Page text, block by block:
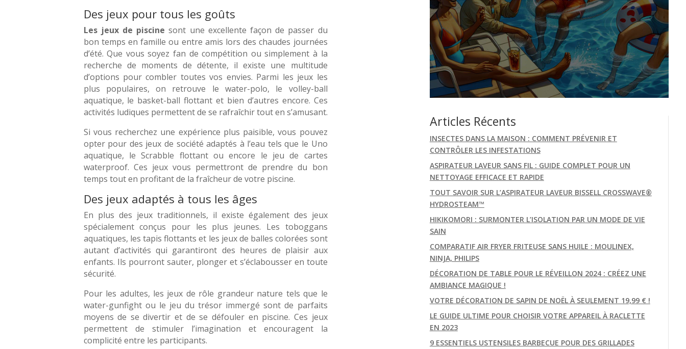
Des jeux pour tous les goûts
Les jeux de piscine sont une excellente façon de passer du
bon temps en famille ou entre amis lors des chaudes journées
d’été. Que vous soyez fan de compétition ou simplement à la
recherche de moments de détente, il existe une multitude
d’options pour combler toutes vos envies. Parmi les jeux les
plus populaires, on retrouve le water-polo, le volley-ball
aquatique, le basket-ball flottant et bien d’autres encore. Ces
activités ludiques permettent de se rafraîchir tout en s’amusant.
Si vous recherchez une expérience plus paisible, vous pouvez
opter pour des jeux de société adaptés à l’eau tels que le Uno
aquatique, le Scrabble flottant ou encore le jeu de cartes
waterproof. Ces jeux vous permettront de prendre du bon
temps tout en profitant de la fraîcheur de votre piscine.
Des jeux adaptés à tous les âges
En plus des jeux traditionnels, il existe également des jeux
spécialement conçus pour les plus jeunes. Les toboggans
aquatiques, les tapis flottants et les jeux de balles colorées sont
autant d’activités qui garantiront des heures de plaisir aux
enfants. Ils pourront sauter, plonger et s’éclabousser en toute
sécurité.
Pour les adultes, les jeux de rôle grandeur nature tels que le
water-gunfight ou le jeu du trésor immergé sont de parfaits
moyens de se divertir et de se défouler en piscine. Ces jeux
permettent de stimuler l’imagination et encouragent la
complicité entre les participants.
Articles Récents
INSECTES DANS LA MAISON : COMMENT PRÉVENIR ET
CONTRÔLER LES INFESTATIONS
ASPIRATEUR LAVEUR SANS FIL : GUIDE COMPLET POUR UN
NETTOYAGE EFFICACE ET RAPIDE
TOUT SAVOIR SUR L’ASPIRATEUR LAVEUR BISSELL CROSSWAVE®
HYDROSTEAM™
HIKIKOMORI : SURMONTER L’ISOLATION PAR UN MODE DE VIE
SAIN
COMPARATIF AIR FRYER FRITEUSE SANS HUILE : MOULINEX,
NINJA, PHILIPS
DÉCORATION DE TABLE POUR LE RÉVEILLON 2024 : CRÉEZ UNE
AMBIANCE MAGIQUE !
VOTRE DÉCORATION DE SAPIN DE NOËL À SEULEMENT 19,99 € !
LE GUIDE ULTIME POUR CHOISIR VOTRE APPAREIL À RACLETTE
EN 2023
9 ESSENTIELS USTENSILES BARBECUE POUR DES GRILLADES